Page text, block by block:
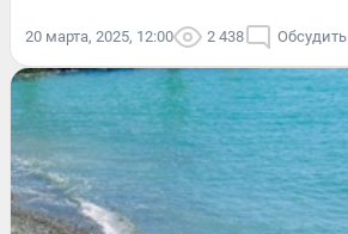
20 марта, 2025, 12:00 2 438 Обсудить